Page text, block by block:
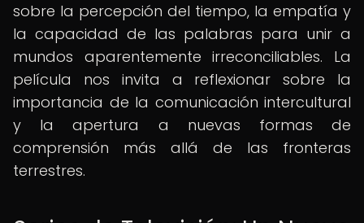
sobre la percepción del tiempo, la empatía y
la capacidad de las palabras para unir a
mundos aparentemente irreconciliables. La
película nos invita a reflexionar sobre la
importancia de la comunicación intercultural
y la apertura a nuevas formas de
comprensión más allá de las fronteras
terrestres.